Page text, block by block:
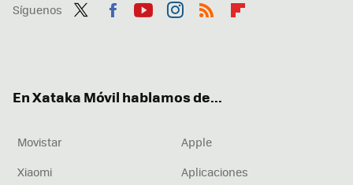
Síguenos
En Xataka Móvil hablamos de...
Movistar
Apple
Xiaomi
Aplicaciones